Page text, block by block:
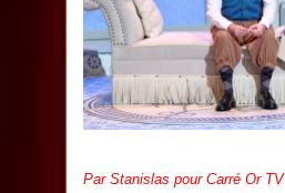
Par Stanislas pour Carré Or TV